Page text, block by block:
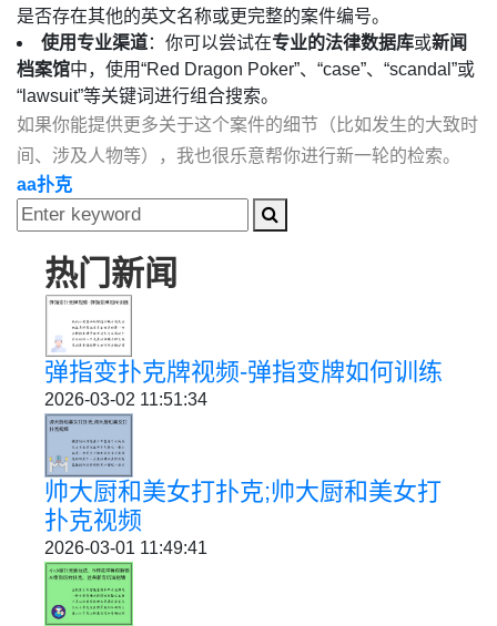
是否存在其他的英文名称或更完整的案件编号。
使用专业渠道：你可以尝试在专业的法律数据库或新闻
档案馆中，使用“Red Dragon Poker”、“case”、“scandal”或
“lawsuit”等关键词进行组合搜索。
如果你能提供更多关于这个案件的细节（比如发生的大致时
间、涉及人物等），我也很乐意帮你进行新一轮的检索。
aa扑克
热门新闻
弹指变扑克牌视频-弹指变牌如何训练
2026-03-02 11:51:34
帅大厨和美女打扑克;帅大厨和美女打
扑克视频
2026-03-01 11:49:41